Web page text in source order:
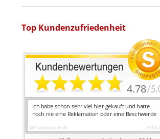
Top Kundenzufriedenheit